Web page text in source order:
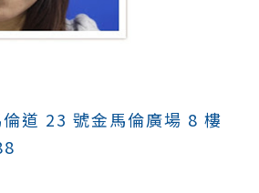
道 23 號金馬倫廣場 8 樓